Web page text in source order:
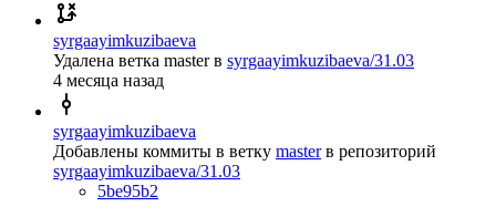
syrgaayimkuzibaeva
Удалена ветка masterв syrgaayimkuzibaeva/31.03
4 месяца назад
syrgaayimkuzibaeva
Добавлены коммиты в ветку master в репозиторий
syrgaayimkuzibaeva/31.03
5be95b2